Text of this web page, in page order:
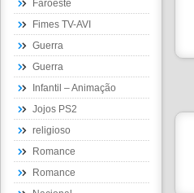
Faroeste
Fimes TV-AVI
Guerra
Guerra
Infantil – Animação
Jojos PS2
religioso
Romance
Romance